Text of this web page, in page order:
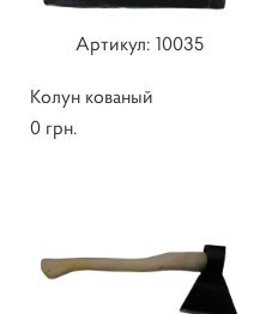
Артикул: 10035
Колун кованый
0 грн.